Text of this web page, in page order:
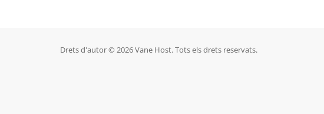
Drets d'autor © 2026 Vane Host. Tots els drets reservats.